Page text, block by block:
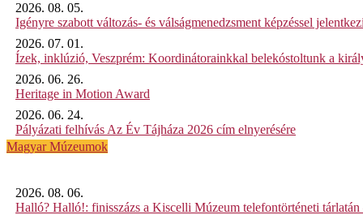
2026. 08. 05.
Igényre szabott változás- és válságmenedzsment képzéssel
2026. 07. 01.
Ízek, inklúzió, Veszprém: Koordinátorainkkal belekóstoltunk a
2026. 06. 26.
Heritage in Motion Award
2026. 06. 24.
Pályázati felhívás Az Év Tájháza 2026 cím elnyerésére
Magyar Múzeumok
2026. 08. 06.
Halló? Halló!: finisszázs a Kiscelli Múzeum telefontörténeti tárlatán